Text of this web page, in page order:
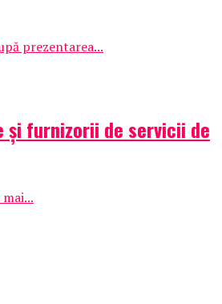
prezentarea...
și furnizorii de servicii de